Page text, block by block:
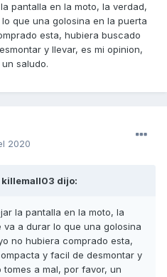
pantalla en la moto, la verdad,
que una golosina en la puerta
esta, hubiera buscado
y llevar, es mi opinion,
saludo.
2020
killemall03 dijo:
la pantalla en la moto, la
a durar lo que una golosina
no hubiera comprado esta,
y facil de desmontar y
a mal, por favor, un